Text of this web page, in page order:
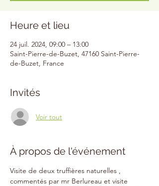
Heure et lieu
24 juil. 2024, 09:00 – 13:00
Saint-Pierre-de-Buzet, 47160 Saint-Pierre-
de-Buzet, France
Invités
Voir tout
À propos de l'événement
Visite de deux truffières naturelles ,
commentés par mr Berlureau et visite